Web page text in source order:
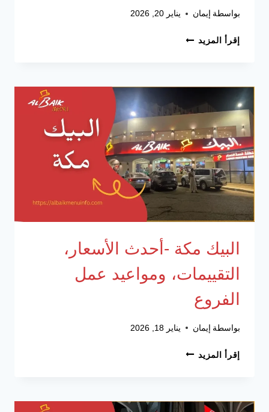
بواسطة إيمان يناير 20, 2026
إقرأ المزيد البيك
ومواعيد
الفروع
البيك مكة -أحدث الأسعار،
التقييمات، ومواعيد عمل
الفروع
بواسطة إيمان يناير 18, 2026
إقرأ المزيد البيك
التقييمات،